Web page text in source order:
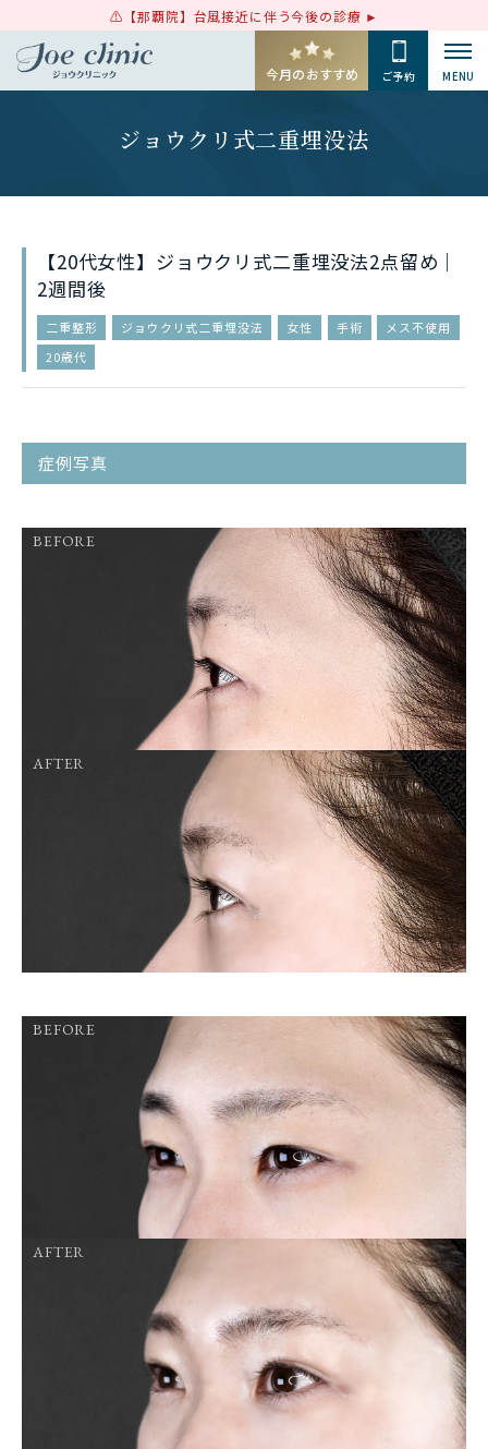
【那覇院】台風接近に伴う今後の診療
今月のおすすめ ご予約 MENU
ジョウクリ式二重埋没法
【20代女性】ジョウクリ式二重埋没法2点留め｜
2週間後
二重整形 ジョウクリ式二重埋没法 女性 手術
メス不使用
20歳代
症例写真
BEFORE
AFTER
BEFORE
AFTER